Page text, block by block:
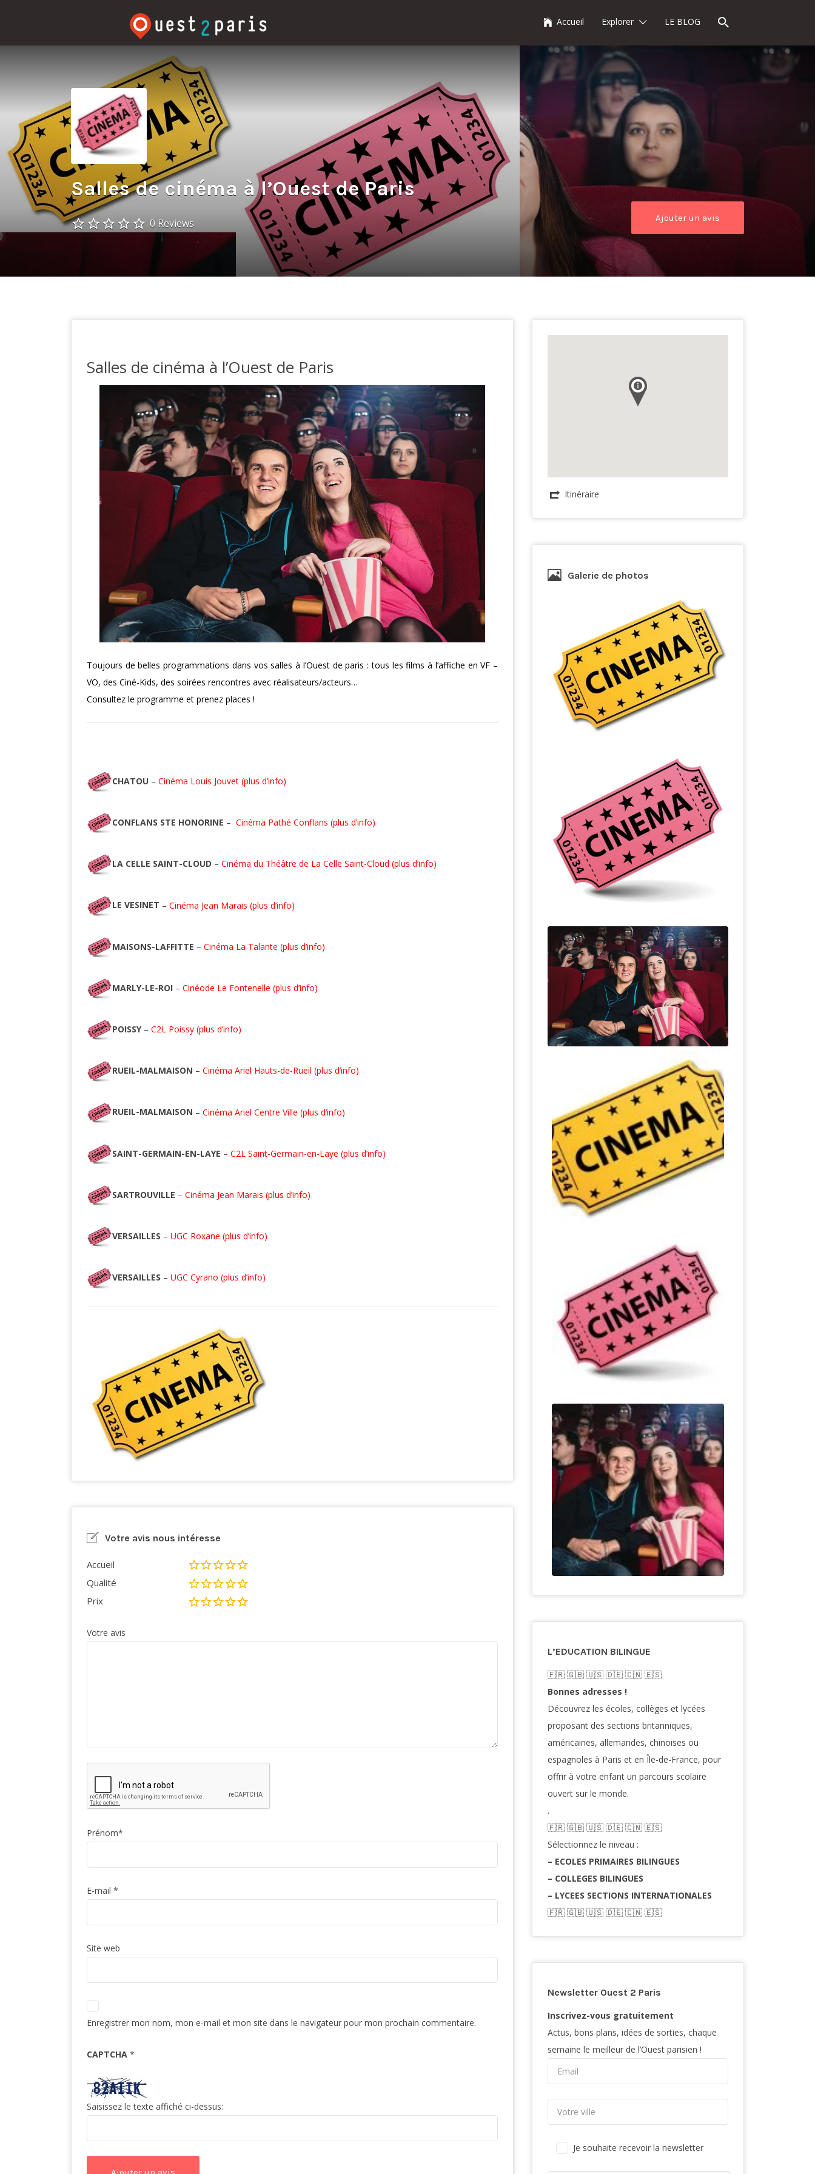
Accueil Explorer LE BLOG
Salles de cinéma à l’Ouest de Paris
0 Reviews Ajouter un avis
Salles de cinéma à l’Ouest de Paris
Toujours de belles programmations dans vos salles à l’Ouest de paris : tous les films à l’affiche en VF –
VO, des Ciné-Kids, des soirées rencontres avec réalisateurs/acteurs…
Consultez le programme et prenez places !
CHATOU – Cinéma Louis Jouvet (plus d’info)
CONFLANS STE HONORINE – Cinéma Pathé Conflans (plus d’info)
LA CELLE SAINT-CLOUD – Cinéma du Théâtre de La Celle Saint-Cloud (plus d’info)
LE VESINET – Cinéma Jean Marais (plus d’info)
MAISONS-LAFFITTE – Cinéma La Talante (plus d’info)
MARLY-LE-ROI – Cinéode Le Fontenelle (plus d’info)
POISSY – C2L Poissy (plus d’info)
RUEIL-MALMAISON – Cinéma Ariel Hauts-de-Rueil (plus d’info)
RUEIL-MALMAISON – Cinéma Ariel Centre Ville (plus d’info)
SAINT-GERMAIN-EN-LAYE – C2L Saint-Germain-en-Laye (plus d’info)
SARTROUVILLE – Cinéma Jean Marais (plus d’info)
VERSAILLES – UGC Roxane (plus d’info)
VERSAILLES – UGC Cyrano (plus d’info)
Votre avis nous intéresse
Accueil
Qualité
Prix
Votre avis
Prénom*
E-mail *
Site web
Enregistrer mon nom, mon e-mail et mon site dans le navigateur pour mon prochain commentaire.
CAPTCHA *
Saisissez le texte affiché ci-dessus:
Itinéraire
Galerie de photos
L’EDUCATION BILINGUE
🇫🇷​ 🇬🇧​ 🇺🇸​ 🇩🇪 🇨🇳 🇪🇸​
Bonnes adresses !
Découvrez les écoles, collèges et lycées
proposant des sections britanniques,
américaines, allemandes, chinoises ou
espagnoles à Paris et en Île-de-France, pour
offrir à votre enfant un parcours scolaire
ouvert sur le monde.
.
🇫🇷​ 🇬🇧​ 🇺🇸​ 🇩🇪 🇨🇳 🇪🇸​
Sélectionnez le niveau :
– ECOLES PRIMAIRES BILINGUES
– COLLEGES BILINGUES
– LYCEES SECTIONS INTERNATIONALES
🇫🇷​ 🇬🇧​ 🇺🇸​ 🇩🇪 🇨🇳 🇪🇸​
Newsletter Ouest 2 Paris
Inscrivez-vous gratuitement
Actus, bons plans, idées de sorties, chaque
semaine le meilleur de l’Ouest parisien !
Je souhaite recevoir la newsletter